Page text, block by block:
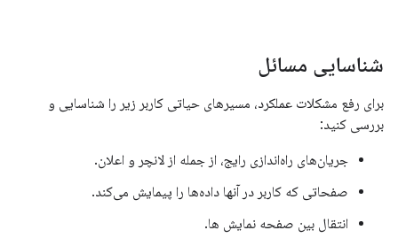
شناسایی مسائل
برای رفع مشکلات عملکرد، مسیرهای حیاتی کاربر زیر را شناسایی و
بررسی کنید:
جریان‌های راه‌اندازی رایج، از جمله از لانچر و اعلان.
صفحاتی که کاربر در آنها داده‌ها را پیمایش می‌کند.
انتقال بین صفحه نمایش ها.